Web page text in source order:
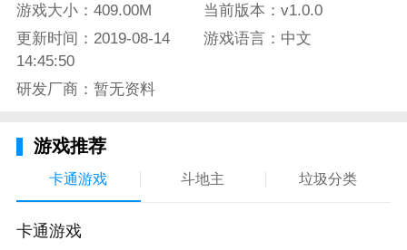
向于简约和卡通的风格的，在每一次战斗之前的战斗去
仔细的观察那些战场之中的地形和城堡之内的士兵阵
容，去合理的搭配战场让你能去感受这个战争对决的乐
趣。
游戏大小：409.00M
当前版本：v1.0.0
更新时间：2019-08-14
14:45:50
游戏语言：中文
研发厂商：暂无资料
游戏推荐
卡通游戏 斗地主 垃圾分类
卡通游戏